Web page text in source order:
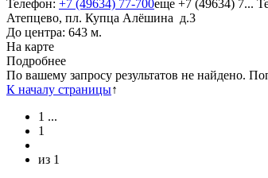
Телефон: +7 (49634) 77-700еще +7 (49634) 7...
Атепцево, пл. Купца Алёшина д.3
До центра: 643 м.
На карте
Подробнее
По вашему запросу результатов не найдено.
К началу страницы↑
1 ...
1
из 1